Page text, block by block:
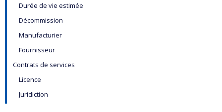
Durée de vie estimée
Décommission
Manufacturier
Fournisseur
Contrats de services
Licence
Juridiction